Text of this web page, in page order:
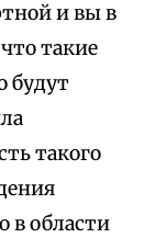
и вы в
такие
будут
такого
в области